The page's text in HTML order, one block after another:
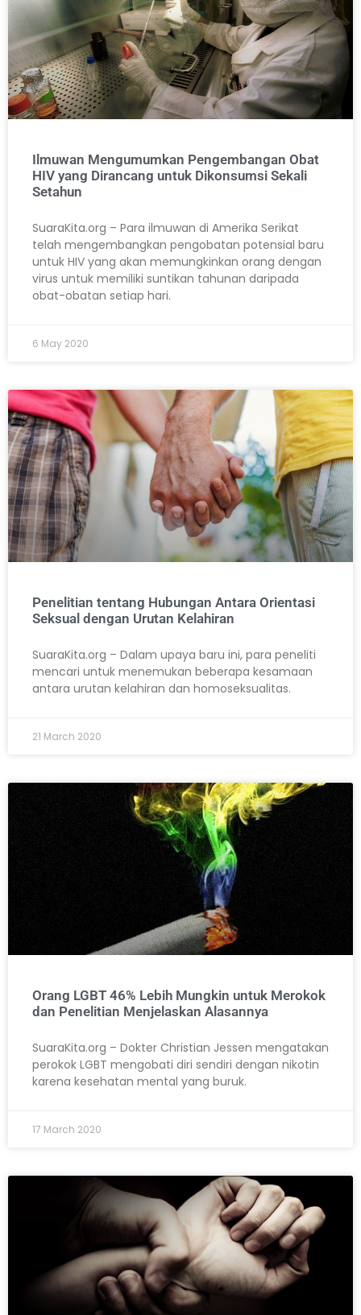
Ilmuwan Mengumumkan Pengembangan Obat
HIV yang Dirancang untuk Dikonsumsi Sekali
Setahun
SuaraKita.org – Para ilmuwan di Amerika Serikat
telah mengembangkan pengobatan potensial baru
untuk HIV yang akan memungkinkan orang dengan
virus untuk memiliki suntikan tahunan daripada
obat-obatan setiap hari.
6 May 2020
Penelitian tentang Hubungan Antara Orientasi
Seksual dengan Urutan Kelahiran
SuaraKita.org – Dalam upaya baru ini, para peneliti
mencari untuk menemukan beberapa kesamaan
antara urutan kelahiran dan homoseksualitas.
21 March 2020
Orang LGBT 46% Lebih Mungkin untuk Merokok
dan Penelitian Menjelaskan Alasannya
SuaraKita.org – Dokter Christian Jessen mengatakan
perokok LGBT mengobati diri sendiri dengan nikotin
karena kesehatan mental yang buruk.
17 March 2020